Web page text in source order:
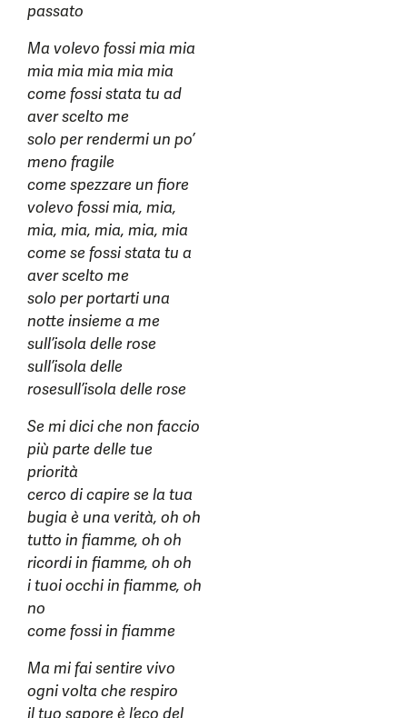
passato
Ma volevo fossi mia mia
mia mia mia mia mia
come fossi stata tu ad
aver scelto me
solo per rendermi un po’
meno fragile
come spezzare un fiore
volevo fossi mia, mia,
mia, mia, mia, mia, mia
come se fossi stata tu a
aver scelto me
solo per portarti una
notte insieme a me
sull’isola delle rose
sull’isola delle
rosesull’isola delle rose
Se mi dici che non faccio
più parte delle tue
priorità
cerco di capire se la tua
bugia è una verità, oh oh
tutto in fiamme, oh oh
ricordi in fiamme, oh oh
i tuoi occhi in fiamme, oh
no
come fossi in fiamme
Ma mi fai sentire vivo
ogni volta che respiro
il tuo sapore è l’eco del